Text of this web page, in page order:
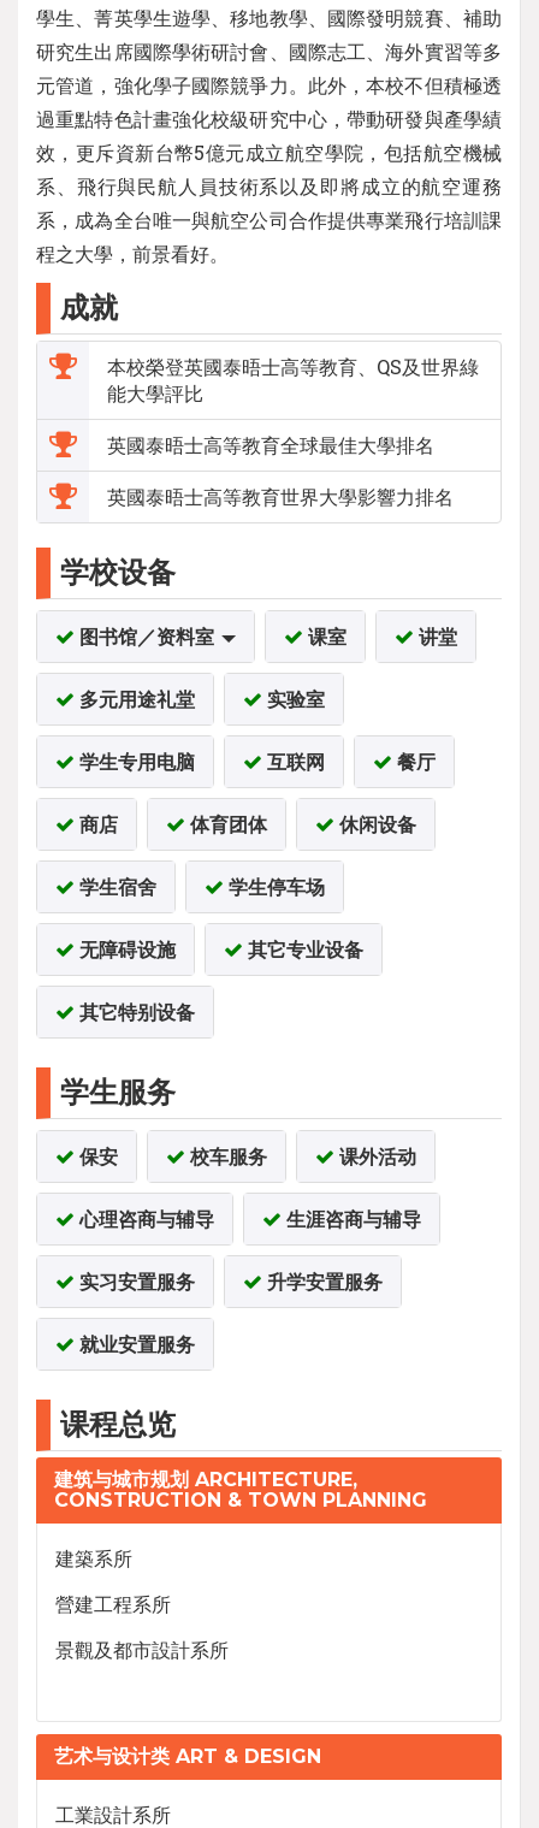
學生、菁英學生遊學、移地教學、國際發明競賽、補助
研究生出席國際學術研討會、國際志工、海外實習等多
元管道，強化學子國際競爭力。此外，本校不但積極透
過重點特色計畫強化校級研究中心，帶動研發與產學績
效，更斥資新台幣5億元成立航空學院，包括航空機械
系、飛行與民航人員技術系以及即將成立的航空運務
系，成為全台唯一與航空公司合作提供專業飛行培訓課
程之大學，前景看好。
成就
本校榮登英國泰晤士高等教育、QS及世界綠
能大學評比
英國泰晤士高等教育全球最佳大學排名
英國泰晤士高等教育世界大學影響力排名
学校设备
图书馆／资料室 课室 讲堂
多元用途礼堂 实验室
学生专用电脑 互联网 餐厅
商店 体育团体 休闲设备
学生宿舍 学生停车场
无障碍设施 其它专业设备
其它特别设备
学生服务
保安 校车服务 课外活动
心理咨商与辅导 生涯咨商与辅导
实习安置服务 升学安置服务
就业安置服务
课程总览
建筑与城市规划 ARCHITECTURE,
CONSTRUCTION & TOWN PLANNING
建築系所
營建工程系所
景觀及都市設計系所
艺术与设计类 ART & DESIGN
工業設計系所